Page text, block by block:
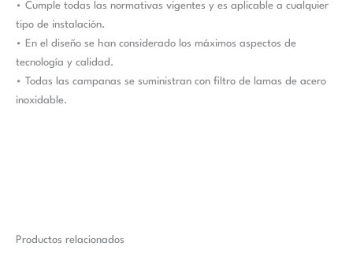
• Cumple todas las normativas vigentes y es aplicable a cualquier
tipo de instalación.
• En el diseño se han considerado los máximos aspectos de
tecnología y calidad.
• Todas las campanas se suministran con filtro de lamas de acero
inoxidable.
Productos relacionados